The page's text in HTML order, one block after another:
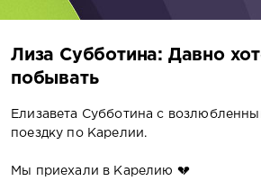
Лиза Субботина: Давно
побывать
Елизавета Субботина с
поездку по Карелии.
Мы приехали в Карелию 💔